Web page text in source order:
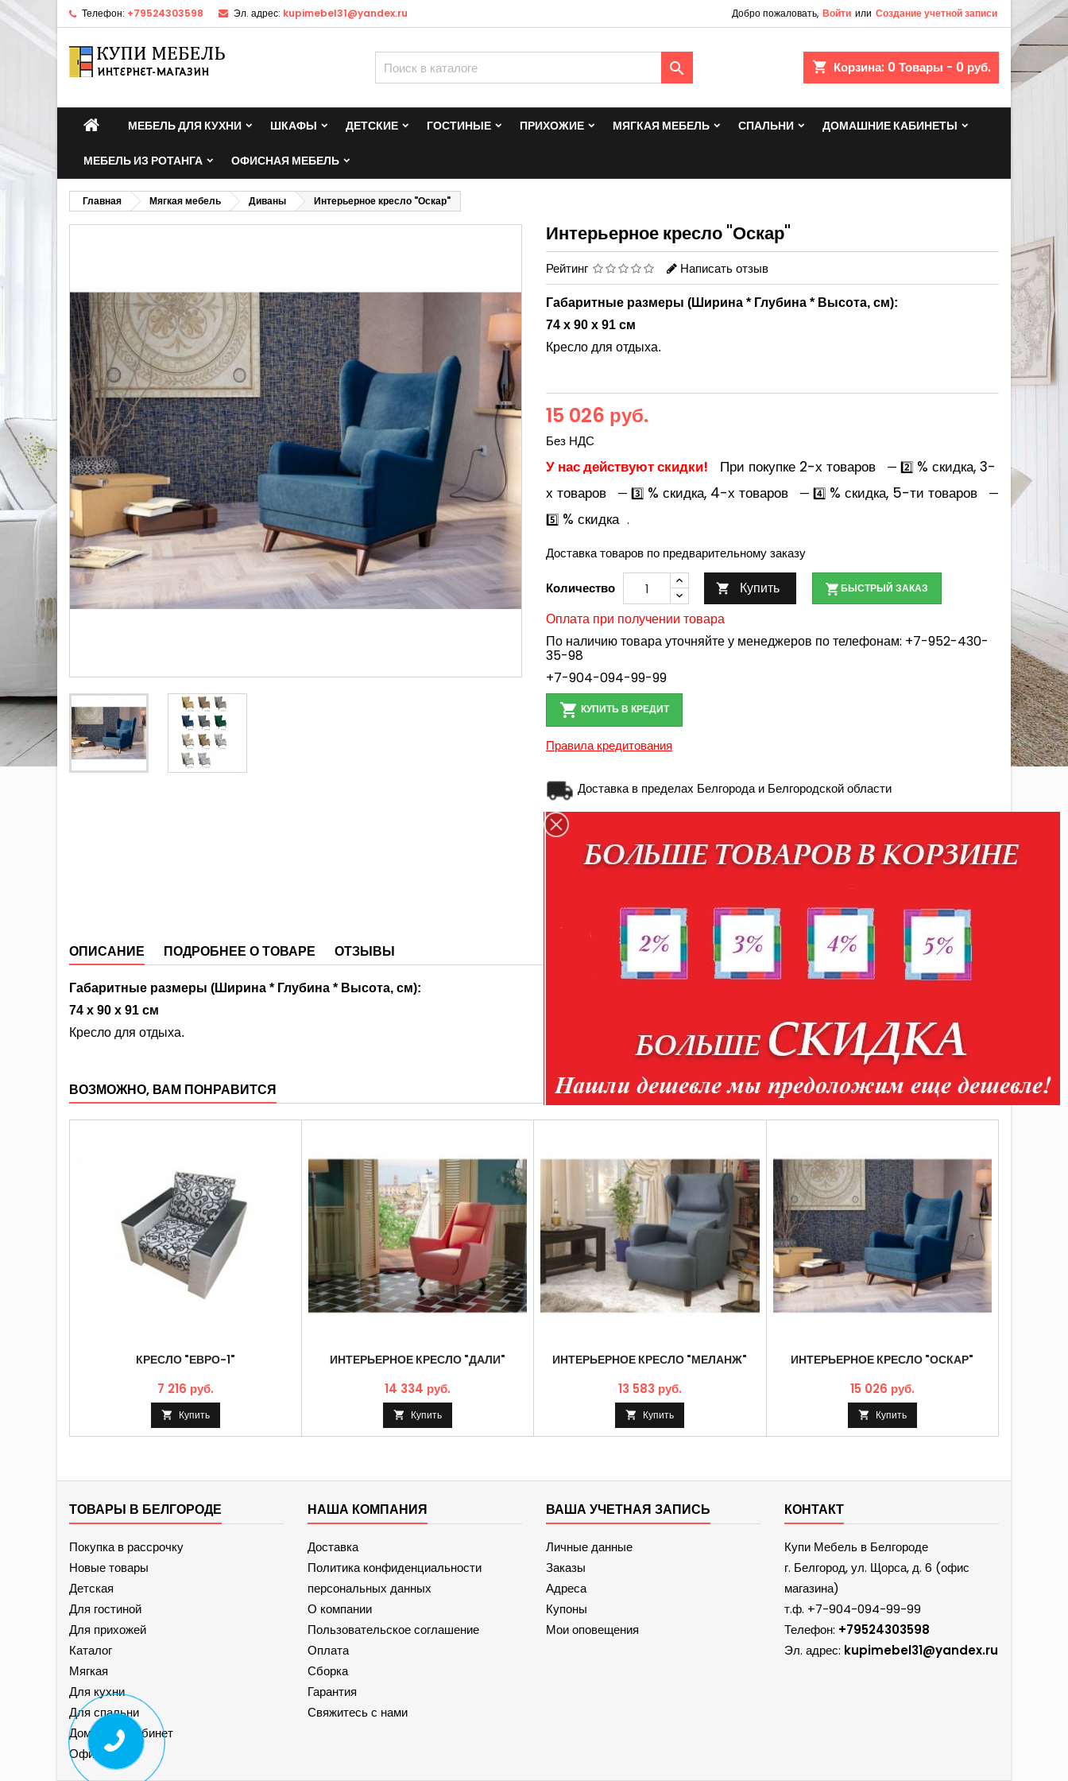
Телефон: +79524303598 Эл. адрес: kupimebel31@yandex.ru Добро пожаловать, Войти или Создание учетной записи
shopping_cart Корзина: 0 Товары - 0 руб.

МЕБЕЛЬ ДЛЯ КУХНИ ШКАФЫ ДЕТСКИЕ ГОСТИНЫЕ ПРИХОЖИЕ МЯГКАЯ МЕБЕЛЬ СПАЛЬНИ ДОМАШНИЕ КАБИНЕТЫ
МЕБЕЛЬ ИЗ РОТАНГА ОФИСНАЯ МЕБЕЛЬ
Главная Мягкая мебель Диваны Интерьерное кресло "Оскар"
Интерьерное кресло "Оскар"
Рейтинг Написать отзыв
Габаритные размеры (Ширина * Глубина * Высота, см):
74 х 90 х 91 см
Кресло для отдыха.
15 026 руб.
Без НДС
У нас действуют скидки! При покупке 2-х товаров — 2️⃣ % скидка, 3-
х товаров
— 3️⃣ % скидка, 4-х товаров — 4️⃣ % скидка, 5-ти товаров
—
5️⃣ % скидка .
Доставка товаров по предварительному заказу
Количество  Купить БЫСТРЫЙ ЗАКАЗ
Оплата при получении товара
По наличию товара уточняйте у менеджеров по телефонам: +7-952-430-
35-98
+7-904-094-99-99
 КУПИТЬ В КРЕДИТ
Правила кредитования
Доставка в пределах Белгорода и Белгородской области
Персональные данные при оформлении заказа администрация использует
ОПИСАНИЕ ПОДРОБНЕЕ О ТОВАРЕ ОТЗЫВЫ
Габаритные размеры (Ширина * Глубина * Высота, см):
74 х 90 х 91 см
Кресло для отдыха.
ВОЗМОЖНО, ВАМ ПОНРАВИТСЯ >
<
КРЕСЛО "ЕВРО-1"
7 216 руб.
 Купить
ИНТЕРЬЕРНОЕ КРЕСЛО "ДАЛИ"
14 334 руб.
 Купить
ИНТЕРЬЕРНОЕ КРЕСЛО "МЕЛАНЖ"
13 583 руб.
 Купить
ИНТЕРЬЕРНОЕ КРЕСЛО "ОСКАР"
15 026 руб.
 Купить
ТОВАРЫ В БЕЛГОРОДЕ
Покупка в рассрочку
Новые товары
Детская
Для гостиной
Для прихожей
Каталог
Мягкая
Для кухни
Для спальни
Домашний кабинет
Офисная
НАША КОМПАНИЯ
Доставка
Политика конфиденциальности
персональных данных
О компании
Пользовательское соглашение
Оплата
Сборка
Гарантия
Свяжитесь с нами
ВАША УЧЕТНАЯ ЗАПИСЬ
Личные данные
Заказы
Адреса
Купоны
Мои оповещения
КОНТАКТ
Купи Мебель в Белгороде
г. Белгород, ул. Щорса, д. 6 (офис
магазина)
т.ф. +7-904-094-99-99
Телефон: +79524303598
Эл. адрес: kupimebel31@yandex.ru